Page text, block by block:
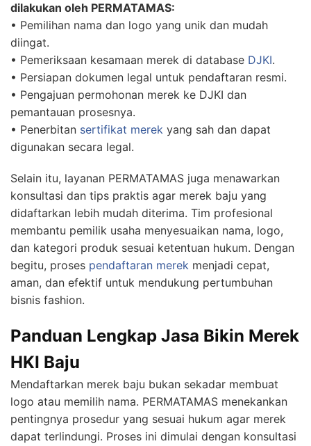
dilakukan oleh PERMATAMAS:
• Pemilihan nama dan logo yang unik dan mudah
diingat.
• Pemeriksaan kesamaan merek di database DJKI.
• Persiapan dokumen legal untuk pendaftaran resmi.
• Pengajuan permohonan merek ke DJKI dan
pemantauan prosesnya.
• Penerbitan sertifikat merek yang sah dan dapat
digunakan secara legal.
Selain itu, layanan PERMATAMAS juga menawarkan
konsultasi dan tips praktis agar merek baju yang
didaftarkan lebih mudah diterima. Tim profesional
membantu pemilik usaha menyesuaikan nama, logo,
dan kategori produk sesuai ketentuan hukum. Dengan
begitu, proses pendaftaran merek menjadi cepat,
aman, dan efektif untuk mendukung pertumbuhan
bisnis fashion.
Panduan Lengkap Jasa Bikin Merek
HKI Baju
Mendaftarkan merek baju bukan sekadar membuat
logo atau memilih nama. PERMATAMAS menekankan
pentingnya prosedur yang sesuai hukum agar merek
dapat terlindungi. Proses ini dimulai dengan konsultasi